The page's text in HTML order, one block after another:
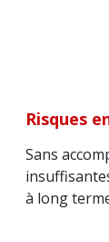
Risques
Sans
à long